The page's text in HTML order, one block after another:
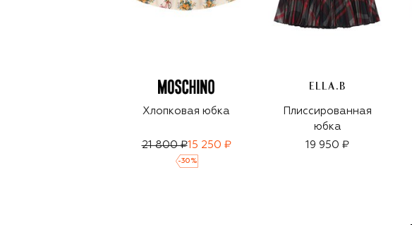
Хлопковая юбка
21 800 ₽15 250 ₽
-30 %
ELLA.B
Плиссированная
юбка
19 950 ₽